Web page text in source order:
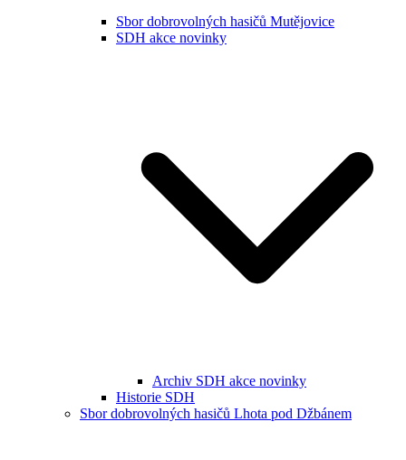
Sbor dobrovolných hasičů Mutějovice
SDH akce novinky
Archiv SDH akce novinky
Historie SDH
Sbor dobrovolných hasičů Lhota pod Džbánem